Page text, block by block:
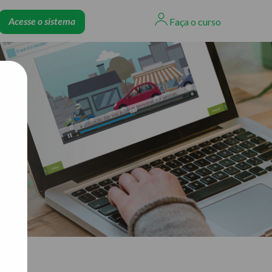
Acesse o sistema Faça o curso